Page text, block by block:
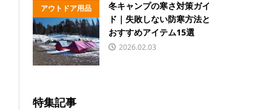
アウトドア用品
冬キャンプの寒さ対策ガイ
ド｜失敗しない防寒方法と
おすすめアイテム15選
2026.02.03
特集記事